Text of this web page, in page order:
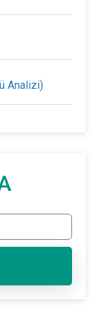
Analizi)